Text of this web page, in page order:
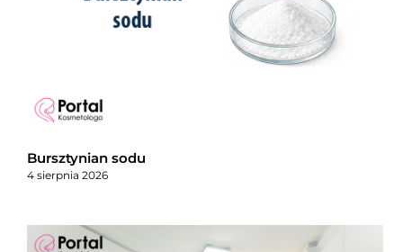
Bursztynian sodu
4 sierpnia 2026